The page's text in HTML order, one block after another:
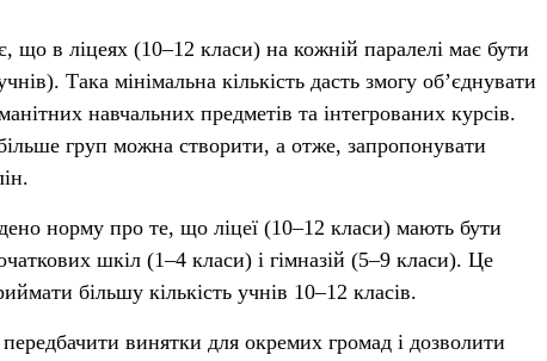
що в ліцеях (10–12 класи) на кожній паралелі має бути
Така мінімальна кількість дасть змогу обʼєднувати
навчальних предметів та інтегрованих курсів.
груп можна створити, а отже, запропонувати
норму про те, що ліцеї (10–12 класи) мають бути
шкіл (1–4 класи) і гімназій (5–9 класи). Це
більшу кількість учнів 10–12 класів.
винятки для окремих громад і дозволити